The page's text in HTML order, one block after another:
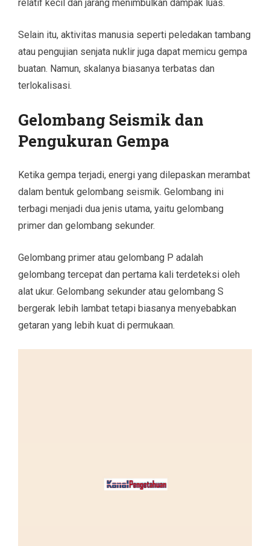
relatif kecil dan jarang menimbulkan dampak luas.
Selain itu, aktivitas manusia seperti peledakan tambang
atau pengujian senjata nuklir juga dapat memicu gempa
buatan. Namun, skalanya biasanya terbatas dan
terlokalisasi.
Gelombang Seismik dan
Pengukuran Gempa
Ketika gempa terjadi, energi yang dilepaskan merambat
dalam bentuk gelombang seismik. Gelombang ini
terbagi menjadi dua jenis utama, yaitu gelombang
primer dan gelombang sekunder.
Gelombang primer atau gelombang P adalah
gelombang tercepat dan pertama kali terdeteksi oleh
alat ukur. Gelombang sekunder atau gelombang S
bergerak lebih lambat tetapi biasanya menyebabkan
getaran yang lebih kuat di permukaan.